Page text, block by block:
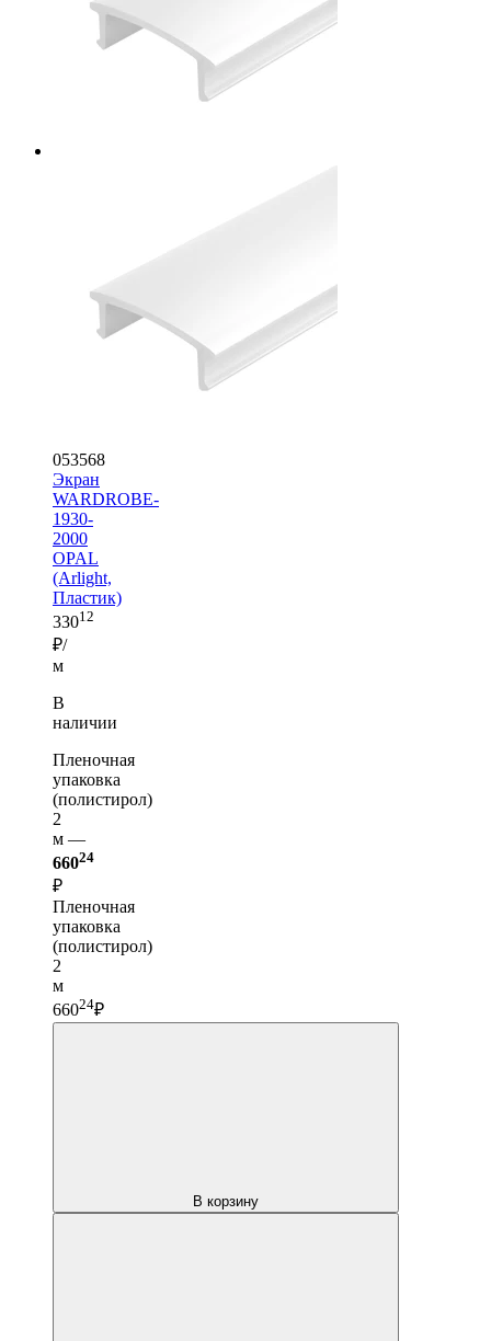
053568
Экран
WARDROBE-
1930-
2000
OPAL
(Arlight,
Пластик)
33012
₽/
м
В
наличии
Пленочная
упаковка
(полистирол)
2
м —
66024
₽
Пленочная
упаковка
(полистирол)
2
м
66024₽
В корзину